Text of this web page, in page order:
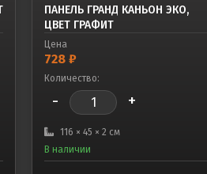
ПАНЕЛЬ ГРАНД КАНЬОН ЭКО,
ЦВЕТ ГРАФИТ
Цена
728 ₽
Количество:
- +
116 × 45 × 2 см
В наличии